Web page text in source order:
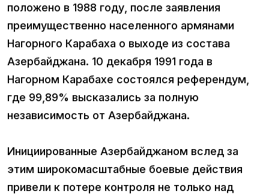
положено в 1988 году, после заявления
преимущественно населенного армянами
Нагорного Карабаха о выходе из состава
Азербайджана. 10 декабря 1991 года в
Нагорном Карабахе состоялся референдум,
где 99,89% высказались за полную
независимость от Азербайджана.
Инициированные Азербайджаном вслед за
этим широкомасштабные боевые действия
привели к потере контроля не только над